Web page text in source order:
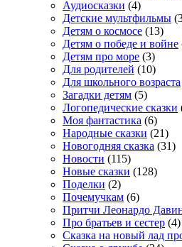
Аудиосказки (4)
Детские мультфильмы
Детям о космосе (13)
Детям о победе и войне
Детям про море (3)
Для родителей (10)
Для школьного возраста
Загадки детям (5)
Логопедические сказки
Моя фантастика (6)
Народные сказки (21)
Новогодняя сказка (31)
Новости (115)
Новые сказки (128)
Поделки (2)
Почемучкам (6)
Притчи Леонардо
Про братьев и сестер (4)
Сказка на новый лад